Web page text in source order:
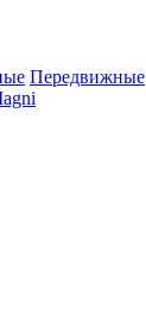
Передвижные